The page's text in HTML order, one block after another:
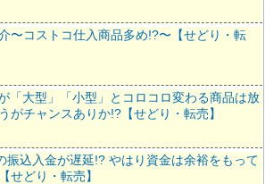
〜コストコ仕入商品多め!?〜【せどり・転
「大型」「小型」とコロコロ変わる商品は放
がチャンスありか!?【せどり・転売】
振込入金が遅延!? やはり資金は余裕をもって
せどり・転売】